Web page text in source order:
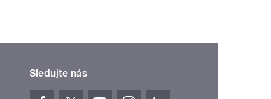
Sledujte nás